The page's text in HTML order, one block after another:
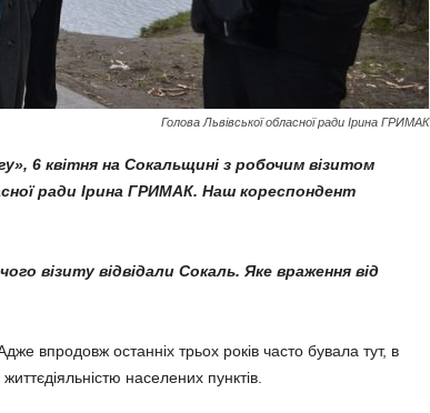
Голова Львівської обласної ради Ірина ГРИМАК
6 квітня на Сокальщині з робо­чим візитом
ради Ірина ГРИМАК. Наш корес­пондент
візиту відвідали Сокаль. Яке враження від
впродовж останніх трьох років часто бувала тут, в
населених пунктів.